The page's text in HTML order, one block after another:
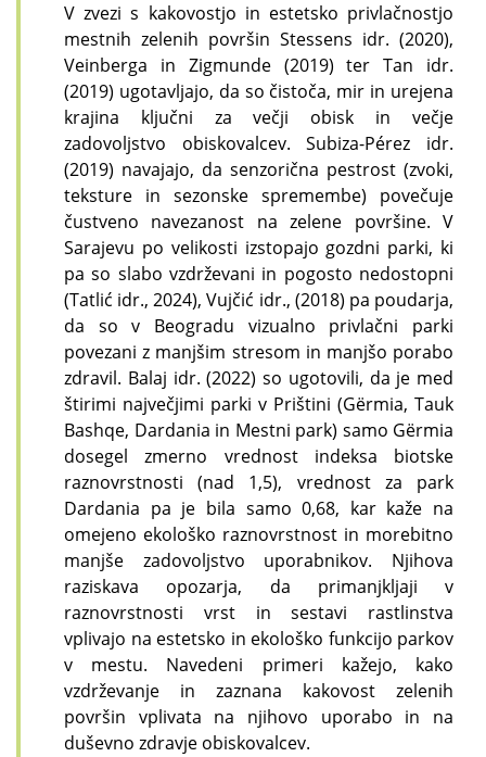
V zvezi s kakovostjo in estetsko privlačnostjo
mestnih zelenih površin Stessens idr. (2020),
Veinberga in Zigmunde (2019) ter Tan idr.
(2019) ugotavljajo, da so čistoča, mir in urejena
krajina ključni za večji obisk in večje
zadovoljstvo obiskovalcev. Subiza-Pérez idr.
(2019) navajajo, da senzorična pestrost (zvoki,
teksture in sezonske spremembe) povečuje
čustveno navezanost na zelene površine. V
Sarajevu po velikosti izstopajo gozdni parki, ki
pa so slabo vzdrževani in pogosto nedostopni
(Tatlić idr., 2024), Vujčić idr., (2018) pa poudarja,
da so v Beogradu vizualno privlačni parki
povezani z manjšim stresom in manjšo porabo
zdravil. Balaj idr. (2022) so ugotovili, da je med
štirimi največjimi parki v Prištini (Gërmia, Tauk
Bashqe, Dardania in Mestni park) samo Gërmia
dosegel zmerno vrednost indeksa biotske
raznovrstnosti (nad 1,5), vrednost za park
Dardania pa je bila samo 0,68, kar kaže na
omejeno ekološko raznovrstnost in morebitno
manjše zadovoljstvo uporabnikov. Njihova
raziskava opozarja, da primanjkljaji v
raznovrstnosti vrst in sestavi rastlinstva
vplivajo na estetsko in ekološko funkcijo parkov
v mestu. Navedeni primeri kažejo, kako
vzdrževanje in zaznana kakovost zelenih
površin vplivata na njihovo uporabo in na
duševno zdravje obiskovalcev.